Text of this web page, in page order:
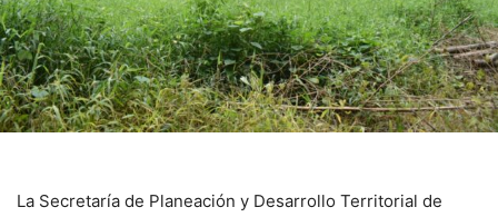
La Secretaría de Planeación y Desarrollo Territorial de